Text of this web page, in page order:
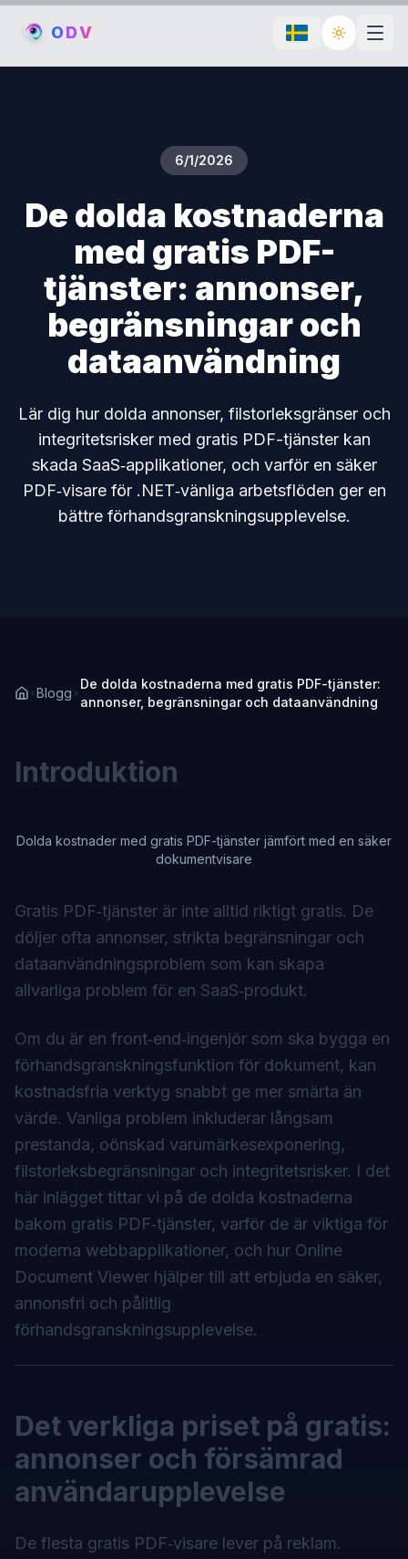
ODV Toggle
6/1/2026
De dolda kostnaderna
med gratis PDF-
tjänster: annonser,
begränsningar och
dataanvändning
Lär dig hur dolda annonser, filstorleksgränser och
integritetsrisker med gratis PDF-tjänster kan
skada SaaS‑applikationer, och varför en säker
PDF‑visare för .NET‑vänliga arbetsflöden ger en
bättre förhandsgranskningsupplevelse.
Blogg
De dolda kostnaderna med gratis PDF-tjänster:
annonser, begränsningar och dataanvändning
Introduktion
Dolda kostnader med gratis PDF-tjänster jämfört med en säker
dokumentvisare
Gratis PDF‑tjänster är inte alltid riktigt gratis. De
döljer ofta annonser, strikta begränsningar och
dataanvändningsproblem som kan skapa
allvarliga problem för en SaaS‑produkt.
Om du är en front‑end‑ingenjör som ska bygga en
förhandsgranskningsfunktion för dokument, kan
kostnadsfria verktyg snabbt ge mer smärta än
värde. Vanliga problem inkluderar långsam
prestanda, oönskad varumärkesexponering,
filstorleksbegränsningar och integritetsrisker. I det
här inlägget tittar vi på de dolda kostnaderna
bakom gratis PDF‑tjänster, varför de är viktiga för
moderna webbapplikationer, och hur Online
Document Viewer hjälper till att erbjuda en säker,
annonsfri och pålitlig
förhandsgranskningsupplevelse.
Det verkliga priset på gratis:
annonser och försämrad
användarupplevelse
De flesta gratis PDF‑visare lever på reklam.